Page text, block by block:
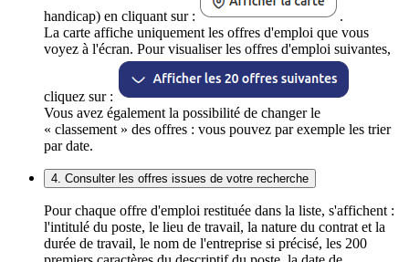
handicap) en cliquant sur :
.
La carte affiche uniquement les offres d'emploi que vous
voyez à l'écran. Pour visualiser les offres d'emploi suivantes,
cliquez sur :
Vous avez également la possibilité de changer le
« classement » des offres : vous pouvez par exemple les trier
par date.
4. Consulter les offres issues de votre recherche
Pour chaque offre d'emploi restituée dans la liste, s'affichent :
l'intitulé du poste, le lieu de travail, la nature du contrat et la
durée de travail, le nom de l'entreprise si précisé, les 200